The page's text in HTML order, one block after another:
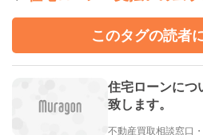
このタグの読者
住宅ローンにつ
致します。